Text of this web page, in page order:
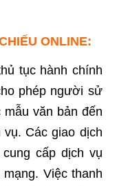
ONLINE:
tục hành chính
phép người sử
văn bản đến
Các giao dịch
cấp dịch vụ
Việc thanh